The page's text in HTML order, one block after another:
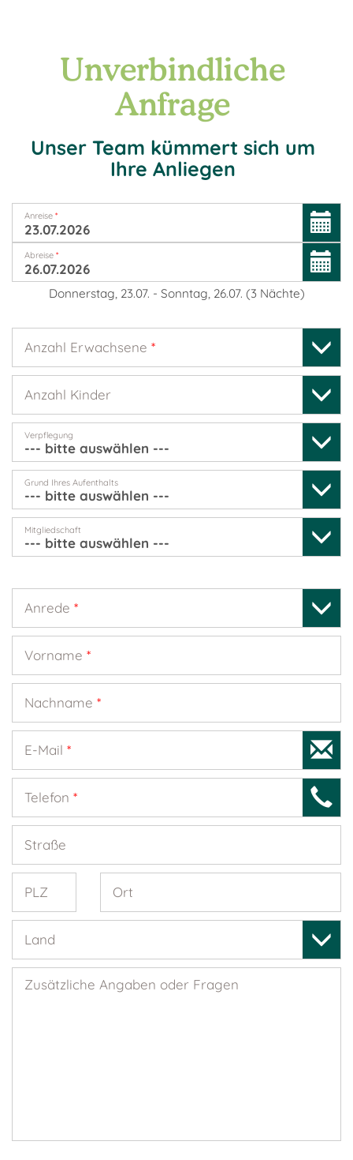
Unverbindliche
Anfrage
Unser Team kümmert sich um
Ihre Anliegen
Anreise *
Abreise *
Donnerstag, 23.07. - Sonntag, 26.07. (3 Nächte)
Anzahl Erwachsene *
Anzahl Kinder
Verpflegung
Grund Ihres Aufenthalts
Mitgliedschaft
Anrede *
Vorname *
Nachname *
E-Mail *
Telefon *
Straße
PLZ Ort
Land
Zusätzliche Angaben oder Fragen